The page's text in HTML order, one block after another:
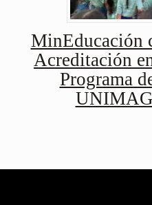
MinEducación
Acreditación
Programa